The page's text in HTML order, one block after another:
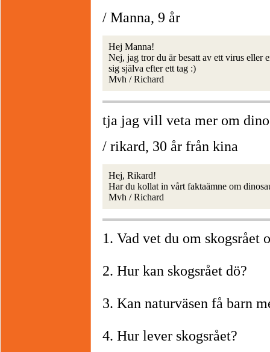
/ Manna, 9 år
Hej Manna!
Nej, jag tror du är besatt av ett virus eller
sig själva efter ett tag :)
Mvh / Richard
tja jag vill veta mer om
/ rikard, 30 år från kina
Hej, Rikard!
Har du kollat in vårt faktaämne om
Mvh / Richard
1. Vad vet du om skogsrået
2. Hur kan skogsrået dö?
3. Kan naturväsen få barn
4. Hur lever skogsrået?